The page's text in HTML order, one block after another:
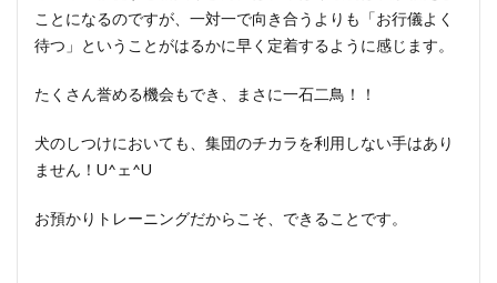
ことになるのですが、一対一で向き合うよりも「お行儀よく
待つ」ということがはるかに早く定着するように感じます。
たくさん誉める機会もでき、まさに一石二鳥！！
犬のしつけにおいても、集団のチカラを利用しない手はあり
ません！U^ェ^U
お預かりトレーニングだからこそ、できることです。